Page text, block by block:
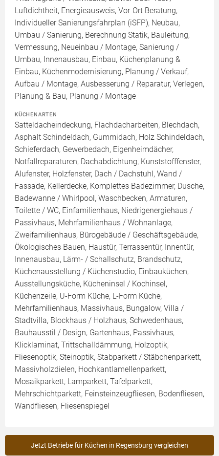
Luftdichtheit, Energieausweis, Vor-Ort Beratung,
Individueller Sanierungsfahrplan (iSFP), Neubau,
Umbau / Sanierung, Berechnung Statik, Bauleitung,
Vermessung, Neueinbau / Montage, Sanierung /
Umbau, Innenausbau, Einbau, Küchenplanung &
Einbau, Küchenmodernisierung, Planung / Verkauf,
Aufbau / Montage, Ausbesserung / Reparatur, Verlegen,
Planung & Bau, Planung / Montage
KÜCHENARTEN
Satteldacheindeckung, Flachdacharbeiten, Blechdach,
Asphalt Schindeldach, Gummidach, Holz Schindeldach,
Schieferdach, Gewerbedach, Eigenheimdächer,
Notfallreparaturen, Dachabdichtung, Kunststofffenster,
Alufenster, Holzfenster, Dach / Dachstuhl, Wand /
Fassade, Kellerdecke, Komplettes Badezimmer, Dusche,
Badewanne / Whirlpool, Waschbecken, Armaturen,
Toilette / WC, Einfamilienhaus, Niedrigenergiehaus /
Passivhaus, Mehrfamilienhaus / Wohnanlage,
Zweifamilienhaus, Bürogebäude / Geschäftsgebäude,
Ökologisches Bauen, Haustür, Terrassentür, Innentür,
Innenausbau, Lärm- / Schallschutz, Brandschutz,
Küchenausstellung / Küchenstudio, Einbauküchen,
Ausstellungsküche, Kücheninsel / Kochinsel,
Küchenzeile, U-Form Küche, L-Form Küche,
Mehrfamilienhaus, Massivhaus, Bungalow, Villa /
Stadtvilla, Blockhaus / Holzhaus, Schwedenhaus,
Bauhausstil / Design, Gartenhaus, Passivhaus,
Klicklaminat, Trittschalldämmung, Holzoptik,
Fliesenoptik, Steinoptik, Stabparkett / Stäbchenparkett,
Massivholzdielen, Hochkantlamellenparkett,
Mosaikparkett, Lamparkett, Tafelparkett,
Mehrschichtparkett, Feinsteinzeugfliesen, Bodenfliesen,
Wandfliesen, Fliesenspiegel
Jetzt Betriebe für Küchen in Regensburg vergleichen